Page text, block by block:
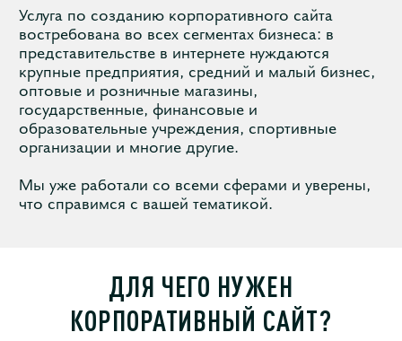
Услуга по созданию корпоративного сайта
востребована во всех сегментах бизнеса: в
представительстве в интернете нуждаются
крупные предприятия, средний и малый бизнес,
оптовые и розничные магазины,
государственные, финансовые и
образовательные учреждения, спортивные
организации и многие другие.
Мы уже работали со всеми сферами и уверены,
что справимся с вашей тематикой.
ДЛЯ ЧЕГО НУЖЕН
КОРПОРАТИВНЫЙ САЙТ?